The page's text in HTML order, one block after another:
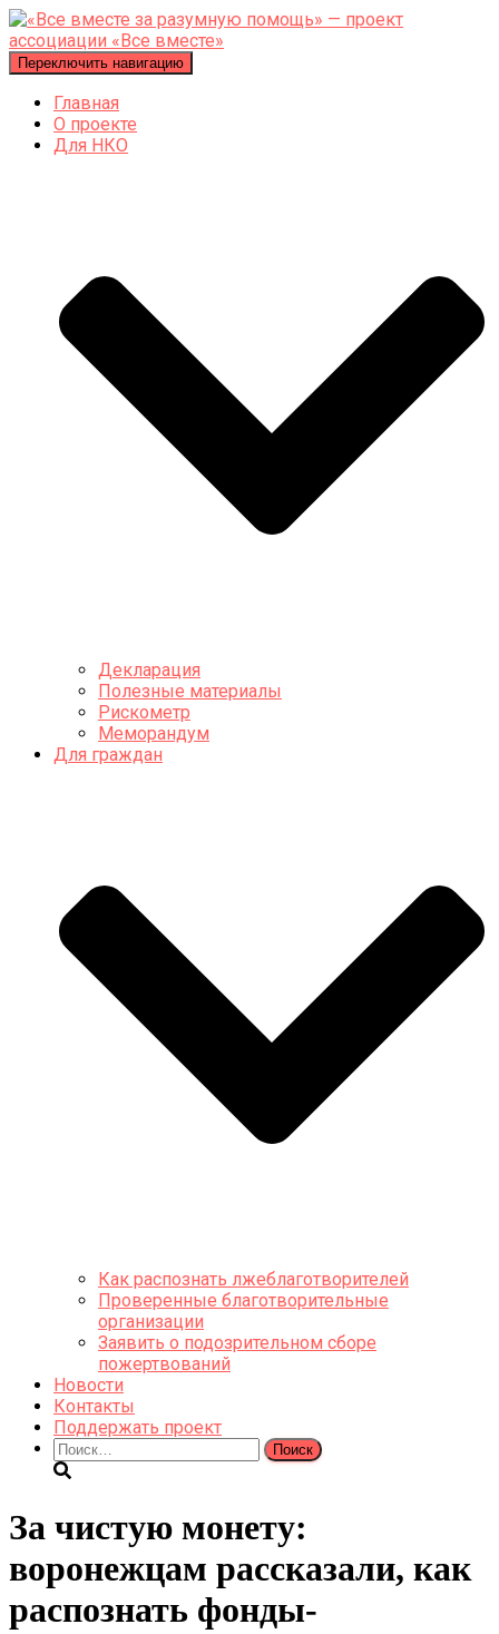
Переключить навигацию
Главная
О проекте
Для НКО
Декларация
Полезные материалы
Рискометр
Меморандум
Для граждан
Как распознать лжеблаготворителей
Проверенные благотворительные
организации
Заявить о подозрительном сборе
пожертвований
Новости
Контакты
Поддержать проект
Найти:
За чистую монету:
воронежцам рассказали, как
распознать фонды-